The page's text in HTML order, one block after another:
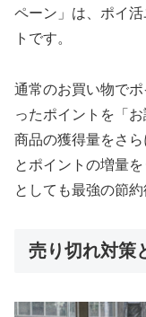
ペーン」は、ポイ
トです。
通常のお買い物で
ったポイントを「
商品の獲得量をさ
とポイントの増量
としても最強の節約
売り切れ対策